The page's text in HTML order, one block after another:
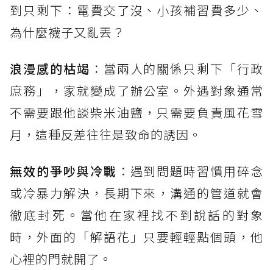
到只剩下：電費交了沒、小孩補習費多少、
為什麼襪子又亂丟？
浪漫感的枯竭 ：當兩人的關係只剩下「行政
庶務」，家就變成了辦公室。外遇對象通常
不需要跟他談柴米油鹽，只需要負責風花雪
月，這種反差往往是致命的誘因。
無效的爭吵與冷戰 ：遇到問題時習慣用碎念
或冷暴力解決，長期下來，溝通的管道就會
徹底封死。當他在家裡找不到說話的對象
時，外面的「解語花」只要輕輕點個頭，他
心裡的門就開了。